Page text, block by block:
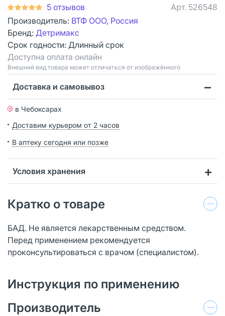
5 отзывов Арт. 526548
Производитель: ВТФ ООО, Россия
Бренд: Детримакс
Срок годности: Длинный срок
Доступна оплата онлайн
Bнешний вид товара может отличаться от изображённого
Доставка и самовывоз
в Чебоксарах
Доставим курьером от 2 часов
В аптеку сегодня или позже
Условия хранения
Кратко о товаре
БАД. Не является лекарственным средством.
Перед применением рекомендуется
проконсультироваться с врачом (специалистом).
Инструкция по применению
Производитель